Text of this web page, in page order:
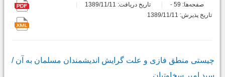
صفحه‌ها: 59
-
تاریخ دریافت: 1389/11/11
تاریخ پذیرش: 1389/11/11
چیستی منطق فازی و علت گرایش اندیشمندان مسلمان به آن /